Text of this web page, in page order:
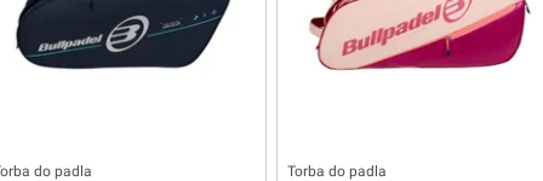
do padla Torba do padla